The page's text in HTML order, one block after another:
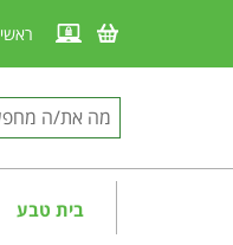
ראשי
בית טבע